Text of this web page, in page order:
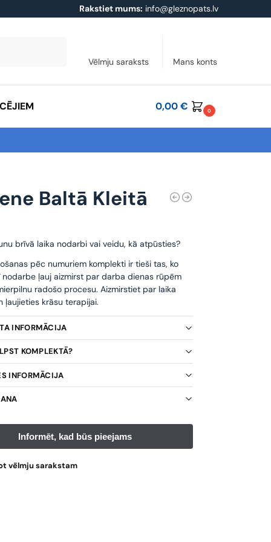
Rakstiet mums: info@gleznopats.lv
Vēlmju saraksts Mans konts
0,00€ 0
Baltā Kleitā
brīvā laika nodarbi vai veidu, kā atpūsties?
pēc numuriem komplekti ir tieši tas, ko
nodarbe ļauj aizmirst par darba dienas rūpēm
radošo procesu. Aizmirstiet par laika
ļaujieties krāsu terapijai.
INFORMĀCIJA
KOMPLEKTĀ?
INFORMĀCIJA
vēlmju sarakstam